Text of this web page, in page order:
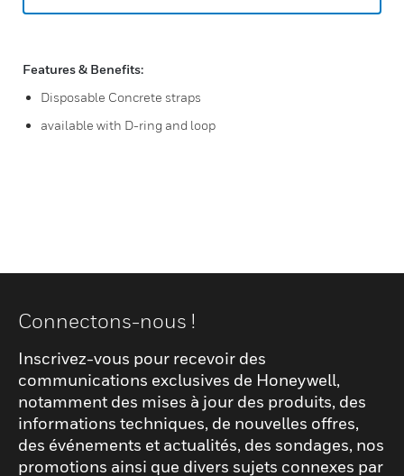
Features & Benefits:
Disposable Concrete straps
available with D-ring and loop
Connectons-nous !
Inscrivez-vous pour recevoir des
communications exclusives de Honeywell,
notamment des mises à jour des produits, des
informations techniques, de nouvelles offres,
des événements et actualités, des sondages, nos
promotions ainsi que divers sujets connexes par